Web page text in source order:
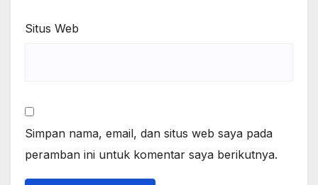
Situs Web
Simpan nama, email, dan situs web saya pada
peramban ini untuk komentar saya berikutnya.